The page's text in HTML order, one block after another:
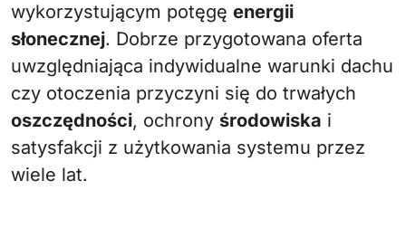
wykorzystującym potęgę energii
słonecznej. Dobrze przygotowana oferta
uwzględniająca indywidualne warunki dachu
czy otoczenia przyczyni się do trwałych
oszczędności, ochrony środowiska i
satysfakcji z użytkowania systemu przez
wiele lat.